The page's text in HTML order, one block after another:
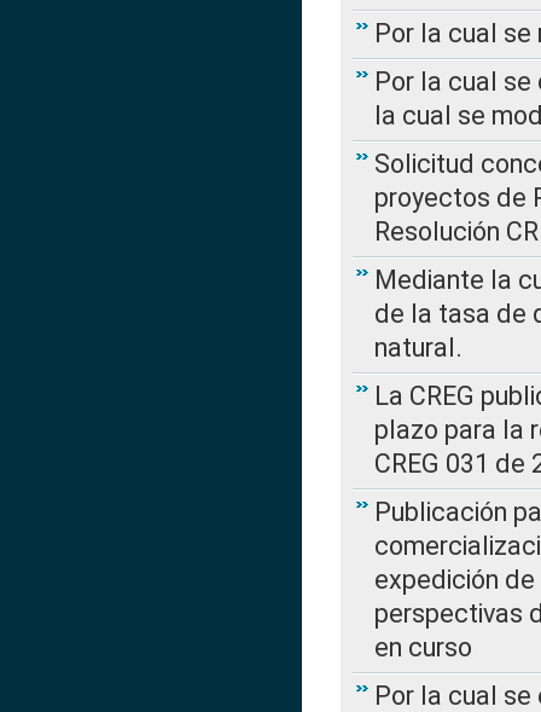
Por la cual se
Por la cual se
la cual se
Solicitud
proyectos de
Resolución
Mediante la
de la tasa de
natural.
La CREG
plazo para la
CREG 031 de
Publicación
expedición de
perspectivas
en curso
Por la cual